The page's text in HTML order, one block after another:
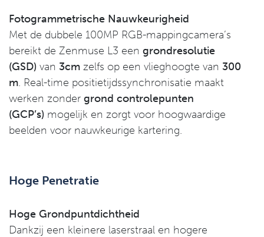
Fotogrammetrische Nauwkeurigheid
Met de dubbele 100MP RGB-mappingcamera’s
bereikt de Zenmuse L3 een grondresolutie
(GSD) van 3cm zelfs op een vlieghoogte van 300
m. Real-time positietijdssynchronisatie maakt
werken zonder grond controlepunten
(GCP’s) mogelijk en zorgt voor hoogwaardige
beelden voor nauwkeurige kartering.
Hoge Penetratie
Hoge Grondpuntdichtheid
Dankzij een kleinere laserstraal en hogere